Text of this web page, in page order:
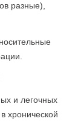
разные),
и легочных
хронической